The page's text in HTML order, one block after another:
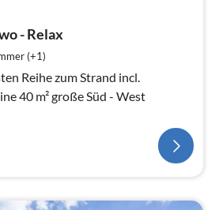
- Relax
(+1)
Reihe zum Strand incl.
40 m² große Süd - West